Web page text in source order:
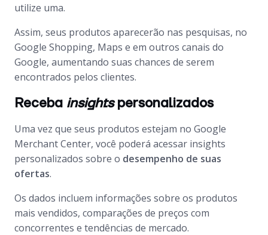
utilize uma.
Assim, seus produtos aparecerão nas pesquisas, no
Google Shopping, Maps e em outros canais do
Google, aumentando suas chances de serem
encontrados pelos clientes.
Receba insightspersonalizados
Uma vez que seus produtos estejam no Google
Merchant Center, você poderá acessar insights
personalizados sobre o desempenho de suas
ofertas.
Os dados incluem informações sobre os produtos
mais vendidos, comparações de preços com
concorrentes e tendências de mercado.